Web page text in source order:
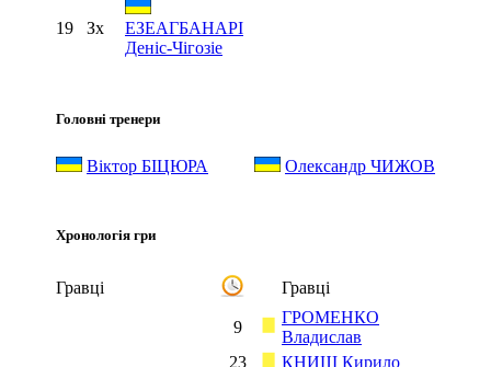
19 Зх
ЕЗЕАГБАНАРІ
Деніс-Чігозіе
Головні тренери
Віктор БІЦЮРА Олександр ЧИЖОВ
Хронологія гри
Гравці Гравці
9
ГРОМЕНКО
Владислав
23
КНИШ Кирило